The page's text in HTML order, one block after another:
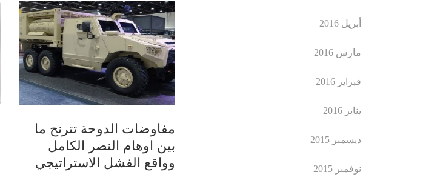
مفاوضات الدوحة تترنح ما
بين اوهام النصر الكامل
وواقع الفشل الاستراتيجي
أبريل 2016
مارس 2016
فبراير 2016
يناير 2016
ديسمبر 2015
نوفمبر 2015